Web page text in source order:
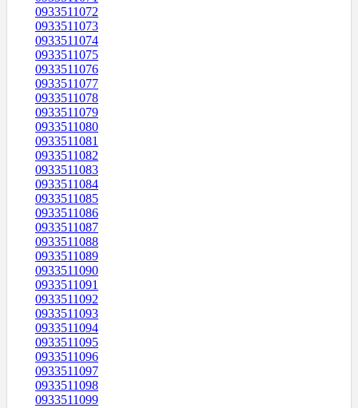
0933511072
0933511073
0933511074
0933511075
0933511076
0933511077
0933511078
0933511079
0933511080
0933511081
0933511082
0933511083
0933511084
0933511085
0933511086
0933511087
0933511088
0933511089
0933511090
0933511091
0933511092
0933511093
0933511094
0933511095
0933511096
0933511097
0933511098
0933511099